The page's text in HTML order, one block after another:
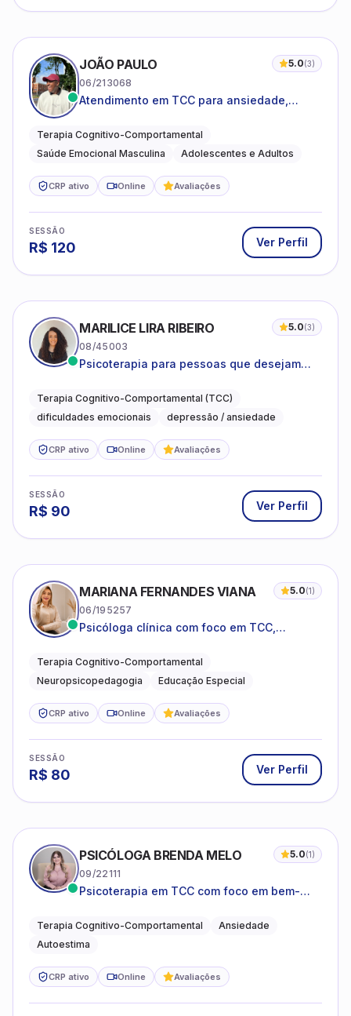
JOÃO PAULO 5.0(3)
06/213068
Atendimento em TCC para ansiedade,
emocional
Terapia Cognitivo-Comportamental
Saúde Emocional Masculina
Adolescentes e Adultos
CRP ativo Online Avaliações
SESSÃO
R$ 120 Ver Perfil
MARILICE LIRA RIBEIRO 5.0(3)
08/45003
Psicoterapia para pessoas que desejam
dificuldades do dia a dia
Terapia Cognitivo-Comportamental (TCC)
dificuldades emocionais
depressão / ansiedade
CRP ativo Online Avaliações
SESSÃO
R$ 90 Ver Perfil
MARIANA FERNANDES VIANA 5.0(1)
06/195257
Psicóloga clínica com foco em TCC,
do neurodesenvolvimento.
Terapia Cognitivo-Comportamental
Neuropsicopedagogia
Educação Especial
CRP ativo Online Avaliações
SESSÃO
R$ 80 Ver Perfil
PSICÓLOGA BRENDA MELO 5.0(1)
09/22111
Psicoterapia em TCC com foco em bem-
o cotidiano
Terapia Cognitivo-Comportamental
Ansiedade
Autoestima
CRP ativo Online Avaliações